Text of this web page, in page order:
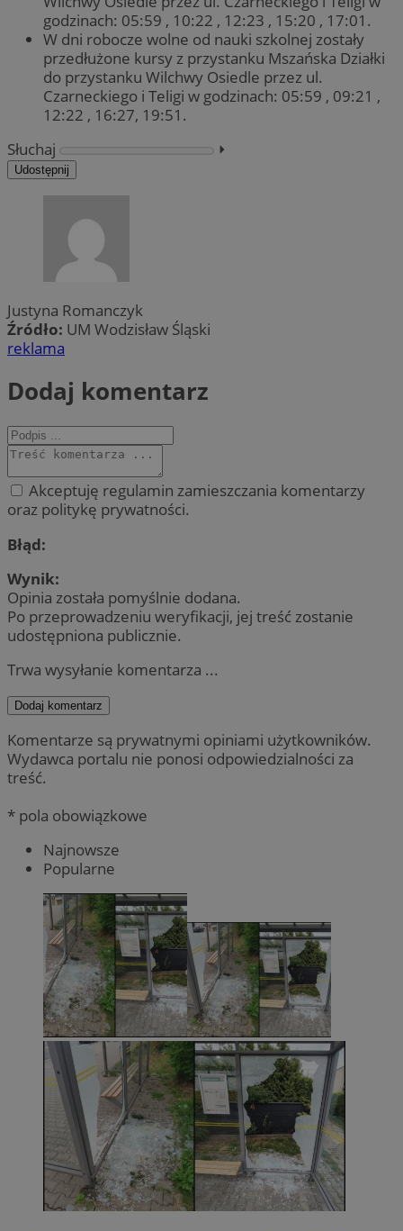
godzinach: 05:59 , 10:22 , 12:23 , 15:20 , 17:01.
W dni robocze wolne od nauki szkolnej zostały
przedłużone kursy z przystanku Mszańska Działki
do przystanku Wilchwy Osiedle przez ul.
Czarneckiego i Teligi w godzinach: 05:59 , 09:21 ,
12:22 , 16:27, 19:51.
Słuchaj
⏵︎
Udostępnij
Justyna Romanczyk
Źródło: UM Wodzisław Śląski
reklama
Dodaj komentarz
Akceptuję regulamin zamieszczania komentarzy
oraz politykę prywatności.
Błąd:
Wynik:
Opinia została pomyślnie dodana.
Po przeprowadzeniu weryfikacji, jej treść zostanie
udostępniona publicznie.
Trwa wysyłanie komentarza ...
Dodaj komentarz
Komentarze są prywatnymi opiniami użytkowników.
Wydawca portalu nie ponosi odpowiedzialności za
treść.
* pola obowiązkowe
Najnowsze
Popularne